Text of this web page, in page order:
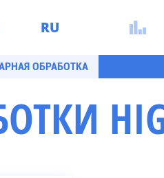
RU
ОБРАБОТКА